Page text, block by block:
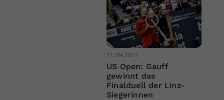
11.09.2023
US Open: Gauff
gewinnt das
Finalduell der Linz-
Siegerinnen